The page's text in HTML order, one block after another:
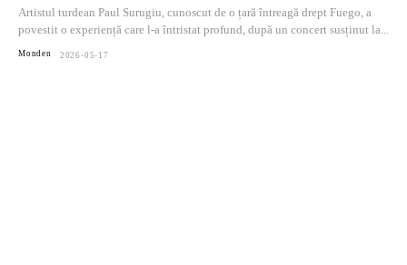
Artistul turdean Paul Surugiu, cunoscut de o țară întreagă drept Fuego, a
povestit o experiență care l-a întristat profund, după un concert susținut la...
Monden 2026-05-17